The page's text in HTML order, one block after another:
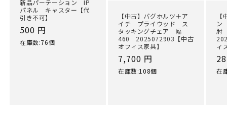
新品パーテーション IP
パネル キャスター【代
引き不可】
通
常
500 円
在庫数:76個
【中古】パグホルツ＋ア
イチ プライウッド ス
タッキングチェア 幅
460 2025072903【中古
オフィス家具】
通
常
7,700 円
在庫数:108個
ン
肘
ィ
通
常
在